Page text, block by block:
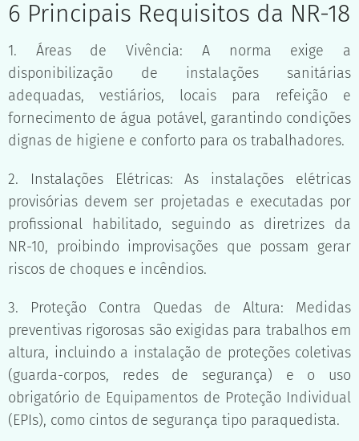
6 Principais Requisitos da NR-18
1. Áreas de Vivência: A norma exige a
disponibilização de instalações sanitárias
adequadas, vestiários, locais para refeição e
fornecimento de água potável, garantindo condições
dignas de higiene e conforto para os trabalhadores.
2. Instalações Elétricas: As instalações elétricas
provisórias devem ser projetadas e executadas por
profissional habilitado, seguindo as diretrizes da
NR-10, proibindo improvisações que possam gerar
riscos de choques e incêndios.
3. Proteção Contra Quedas de Altura: Medidas
preventivas rigorosas são exigidas para trabalhos em
altura, incluindo a instalação de proteções coletivas
(guarda-corpos, redes de segurança) e o uso
obrigatório de Equipamentos de Proteção Individual
(EPIs), como cintos de segurança tipo paraquedista.